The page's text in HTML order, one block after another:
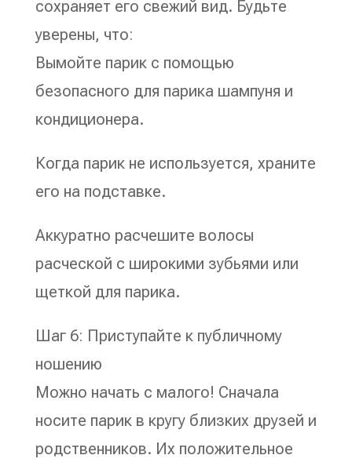
сохраняет его свежий вид. Будьте
уверены, что:
Вымойте парик с помощью
безопасного для парика шампуня и
кондиционера.
Когда парик не используется, храните
его на подставке.
Аккуратно расчешите волосы
расческой с широкими зубьями или
щеткой для парика.
Шаг 6: Приступайте к публичному
ношению
Можно начать с малого! Сначала
носите парик в кругу близких друзей и
родственников. Их положительное